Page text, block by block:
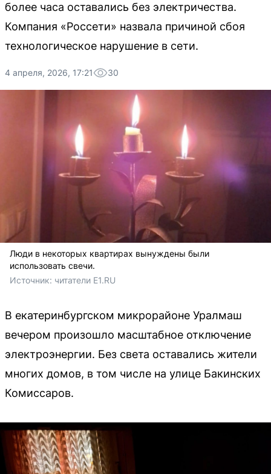
более часа оставались без электричества.
Компания «Россети» назвала причиной сбоя
технологическое нарушение в сети.
4 апреля, 2026, 17:21 30
Люди в некоторых квартирах вынуждены были
использовать свечи.
Источник: читатели E1.RU
В екатеринбургском микрорайоне Уралмаш
вечером произошло масштабное отключение
электроэнергии. Без света оставались жители
многих домов, в том числе на улице Бакинских
Комиссаров.